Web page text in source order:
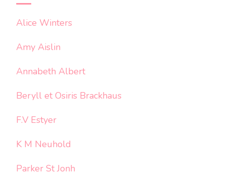
Alice Winters
Amy Aislin
Annabeth Albert
Beryll et Osiris Brackhaus
F.V Estyer
K M Neuhold
Parker St Jonh